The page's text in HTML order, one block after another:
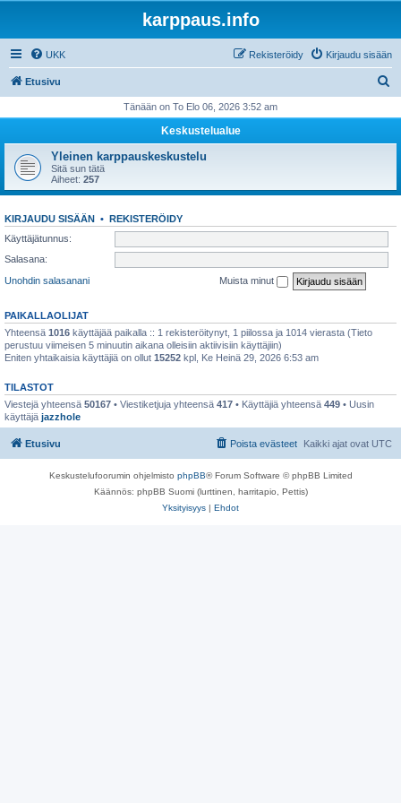
karppaus.info
UKK Kirjaudu sisään
Rekisteröidy
Etusivu
i
Tänään on To Elo 06, 2026 3:52 am
Keskustelualue
Yleinen karppauskeskustelu
Sitä sun tätä
Aiheet: 257
KIRJAUDU SISÄÄN • REKISTERÖIDY
Käyttäjätunnus:
Salasana:
Unohdin salasanani
Muista minut
PAIKALLAOLIJAT
Yhteensä 1016 käyttäjää paikalla :: 1 rekisteröitynyt, 1 piilossa ja 1014 vierasta (Tieto
perustuu viimeisen 5 minuutin aikana olleisiin aktiivisiin käyttäjiin)
Eniten yhtaikaisia käyttäjiä on ollut 15252 kpl, Ke Heinä 29, 2026 6:53 am
TILASTOT
Viestejä yhteensä 50167 • Viestiketjuja yhteensä 417 • Käyttäjiä yhteensä 449 • Uusin
käyttäjä jazzhole
Etusivu Kaikki ajat ovat UTC
Poista evästeet
Keskustelufoorumin ohjelmisto phpBB® Forum Software © phpBB Limited
Käännös: phpBB Suomi (lurttinen, harritapio, Pettis)
Yksityisyys | Ehdot